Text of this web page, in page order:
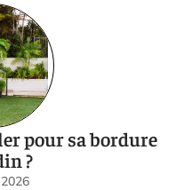
pour sa bordure
?